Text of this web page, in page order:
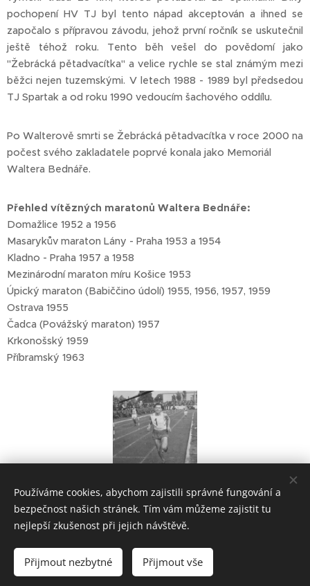
pochopení HV TJ byl tento nápad akceptován a ihned se
započalo s přípravou závodu, jehož první ročník se uskutečnil
ještě téhož roku. Tento běh vešel do povědomí jako
"Žebrácká pětadvacítka" a velice rychle se stal známým mezi
běžci nejen tuzemskými. V letech 1988 - 1989 byl předsedou
TJ Spartak a od roku 1990 vedoucím šachového oddílu.
Po Walterově smrti se Žebrácká pětadvacítka v roce 2000 na
počest svého zakladatele poprvé konala jako Memoriál
Waltera Bednáře.
Přehled vítězných maratonů Waltera Bednáře:
Domažlice 1952 a 1956
Masarykův maraton Lány - Praha 1953 a 1954
Kladno - Praha 1957 a 1958
Mezinárodní maraton míru Košice 1953
Úpický maraton (Babiččino údolí) 1955, 1956, 1957, 1959
Ostrava 1955
Čadca (Povážský maraton) 1957
Krkonošský 1959
Příbramský 1963
Vytvořeno službou Cookies
Používáme cookies, abychom zajistili správné fungování a
bezpečnost našich stránek. Tím vám můžeme zajistit tu
nejlepší zkušenost při jejich návštěvě.
Přijmout nezbytné Přijmout vše